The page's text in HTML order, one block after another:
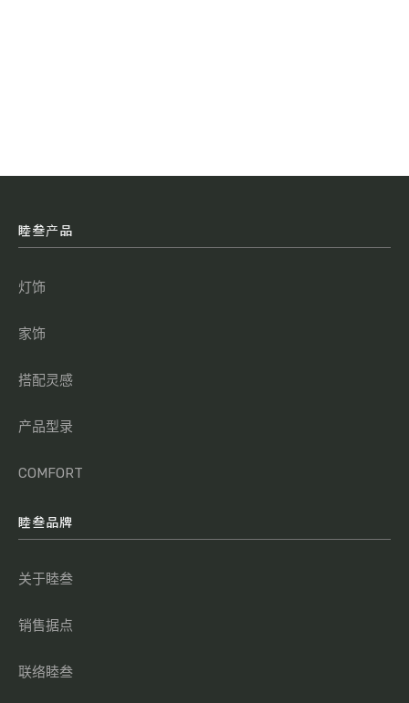
睦叁产品
灯饰
家饰
搭配灵感
产品型录
COMFORT
睦叁品牌
关于睦叁
销售据点
联络睦叁